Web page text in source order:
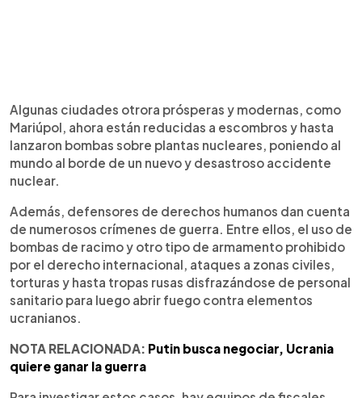
Algunas ciudades otrora prósperas y modernas, como
Mariúpol, ahora están reducidas a escombros y hasta
lanzaron bombas sobre plantas nucleares, poniendo al
mundo al borde de un nuevo y desastroso accidente
nuclear.
Además, defensores de derechos humanos dan cuenta
de numerosos crímenes de guerra. Entre ellos, el uso de
bombas de racimo y otro tipo de armamento prohibido
por el derecho internacional, ataques a zonas civiles,
torturas y hasta tropas rusas disfrazándose de personal
sanitario para luego abrir fuego contra elementos
ucranianos.
NOTA RELACIONADA: Putin busca negociar, Ucrania
quiere ganar la guerra